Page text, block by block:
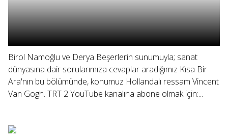
Birol Namoğlu ve Derya Beşerlerin sunumuyla; sanat
dünyasına dair sorularımıza cevaplar aradığımız Kısa Bir
Ara'nın bu bölümünde, konumuz Hollandalı ressam Vincent
Van Gogh. TRT 2 YouTube kanalına abone olmak için:...